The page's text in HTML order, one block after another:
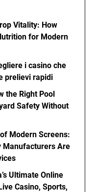
Vitality: How
for Modern
i casino che
prelievi rapidi
the Right Pool
Safety Without
Modern Screens:
Manufacturers Are
Ultimate Online
Casino, Sports,